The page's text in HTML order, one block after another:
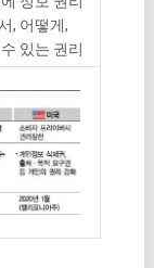
, 어떻게,
있는 권리